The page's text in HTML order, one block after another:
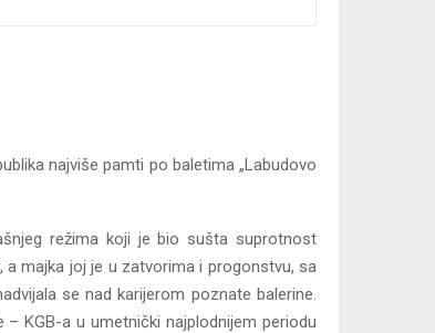
najviše pamti po baletima „Labudovo
režima koji je bio sušta suprotnost
majka joj je u zatvorima i progonstvu, sa
se nad karijerom poznate balerine.
KGB-a u umetnički najplodnijem periodu